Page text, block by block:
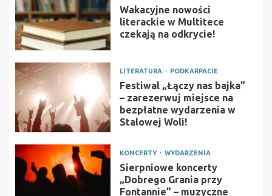
Wakacyjne nowości
literackie w Multitece
czekają na odkrycie!
LITERATURA PODKARPACIE
Festiwal „Łączy nas bajka”
– zarezerwuj miejsce na
bezpłatne wydarzenia w
Stalowej Woli!
KONCERTY WYDARZENIA
Sierpniowe koncerty
„Dobrego Grania przy
Fontannie” – muzyczne